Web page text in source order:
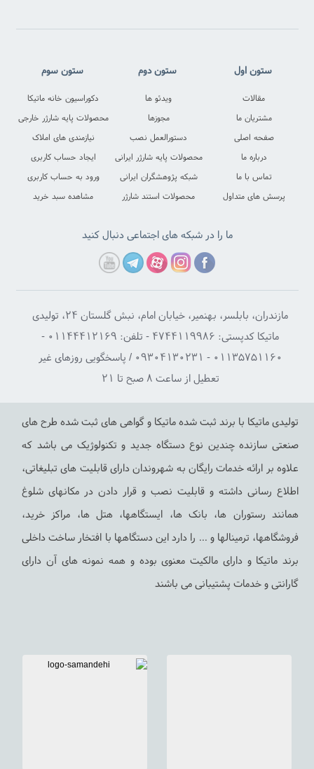
مقالات
ما
اصلی
درباره ما
با ما
متداول
ستون دوم
ویدئو ها
مجوزها
دستورالعمل نصب
محصولات پایه شارژر ایرانی
شبکه پژوهشگران ایرانی
محصولات استند شارژر
دکوراسیون خانه ماتیکا
محصولات پایه شارژر خارجی
نیازمندی های املاک
ایجاد حساب کاربری
ورود به حساب کاربری
مشاهده سبد خرید
ما را در شبکه های اجتماعی دنبال کنید
مازندران، بابلسر، بهنمیر، خیابان امام، نبش گلستان ۲۴، تولیدی
ماتیکا کدپستی: ۴۷۴۴۱۱۹۹۸۶ - تلفن: ۰۱۱۴۴۴۱۲۱۶۹ -
۰۱۱۳۵۷۵۱۱۶۰ - ۰۹۳۰۴۱۳۰۲۳۱ / پاسخگویی روزهای غیر
تعطیل از ساعت ۸ صبح تا ۲۱
تولیدی ماتیکا با برند ثبت شده ماتیکا و گواهی های ثبت شده طرح های
صنعتی سازنده چندین نوع دستگاه جدید و تکنولوژیک می باشد که
علاوه بر ارائه خدمات رایگان به شهروندان دارای قابلیت های تبلیغاتی،
اطلاع رسانی داشته و قابلیت نصب و قرار دادن در مکانهای شلوغ
همانند رستوران ها، بانک ها، ایستگاهها، هتل ها، مراکز خرید،
فروشگاهها، ترمینالها و ... را دارد این دستگاهها با افتخار ساخت داخلی
برند ماتیکا و دارای مالکیت معنوی بوده و همه نمونه های آن دارای
گارانتی و خدمات پشتیبانی می باشند